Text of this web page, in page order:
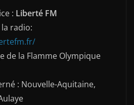
: Liberté FM
radio:
de la Flamme Olympique
: Nouvelle-Aquitaine,